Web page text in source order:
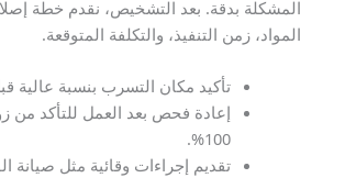
المشكلة بدقة. بعد التشخيص، نقدم خطة
المواد، زمن التنفيذ، والتكلفة المتوقعة.
تأكيد مكان التسرب بنسبة عالية
إعادة فحص بعد العمل للتأكد من
100%.
تقديم إجراءات وقائية مثل صيانة